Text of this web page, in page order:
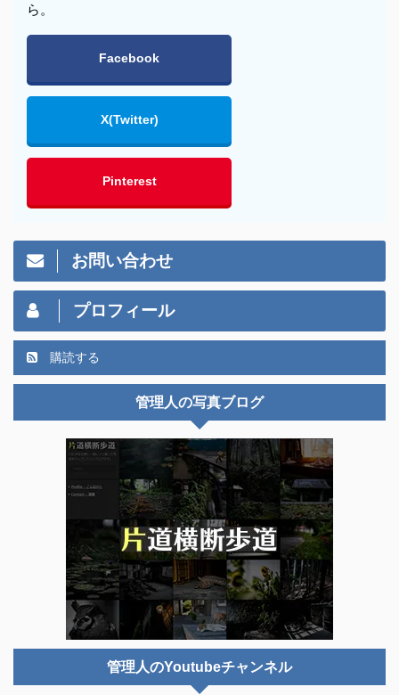
ら。
Facebook
X(Twitter)
Pinterest
お問い合わせ
プロフィール
購読する
管理人の写真ブログ
管理人のYoutubeチャンネル